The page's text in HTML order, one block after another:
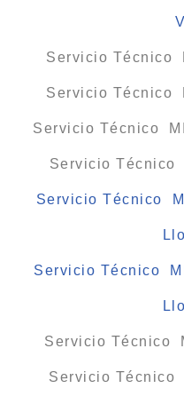
Servicio Técnico
Servicio Técnico
Servicio Técnico
Servicio Técnico
Servicio Técnico
Servicio Técnico
Servicio Técnico
Servicio Técnico